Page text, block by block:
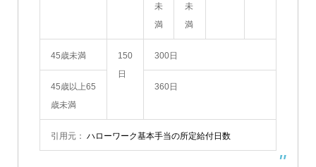
未
満
未
満
45歳未満
150
日
300日
45歳以上65
歳未満
360日
引用元： ハローワーク基本手当の所定給付日数